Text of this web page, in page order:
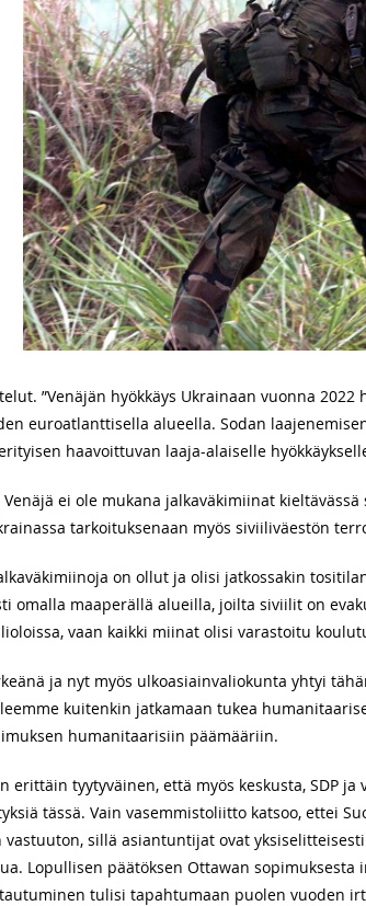
”Venäjän hyökkäys Ukrainaan vuonna
euroatlanttisella alueella. Sodan
haavoittuvan laaja-alaiselle
ei ole mukana jalkaväkimiinat
tarkoituksenaan myös siviiliväestön
on ollut ja olisi jatkossakin
omalla maaperällä alueilla, joilta siviilit on
vaan kaikki miinat olisi varastoitu
ja nyt myös ulkoasiainvaliokunta yhtyi
kuitenkin jatkamaan tukea
humanitaarisiin päämääriin.
erittäin tyytyväinen, että myös keskusta, SDP
tässä. Vain vasemmistoliitto katsoo, ettei
sillä asiantuntijat ovat
Lopullisen päätöksen Ottawan
tulisi tapahtumaan puolen vuoden